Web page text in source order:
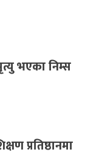
भएका निम्स
प्रतिष्ठानमा